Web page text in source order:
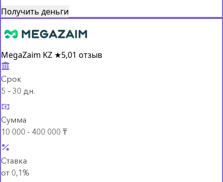
Получить деньги
MegaZaim KZ ★5,01 отзыв
Срок
5 – 30 дн.
Сумма
10 000 - 400 000 ₸
Ставка
от 0,1%